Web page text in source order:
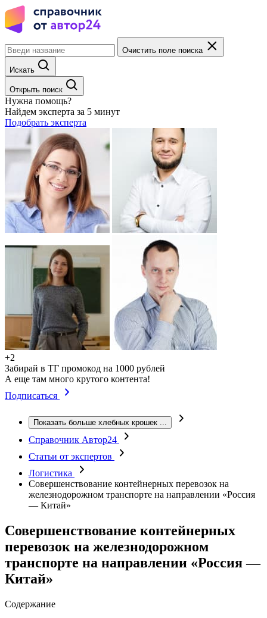
Очистить поле поиска
Искать
Открыть поиск
Нужна помощь?
Найдем эксперта за 5 минут
Подобрать эксперта
+2
Забирай в ТГ промокод на 1000 рублей
А еще там много крутого контента!
Подписаться
Показать больше хлебных крошек ...
Справочник Автор24
Статьи от экспертов
Логистика
Совершенствование контейнерных перевозок на
железнодорожном транспорте на направлении «Россия
— Китай»
Совершенствование контейнерных
перевозок на железнодорожном
транспорте на направлении «Россия —
Китай»
Содержание